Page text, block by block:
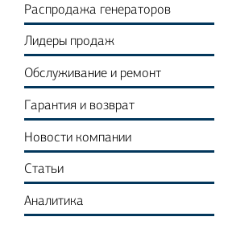
Распродажа генераторов
Лидеры продаж
Обслуживание и ремонт
Гарантия и возврат
Новости компании
Статьи
Аналитика